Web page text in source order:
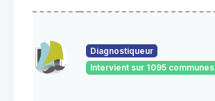
Diagnostiqueur
Intervient sur 1095 communes